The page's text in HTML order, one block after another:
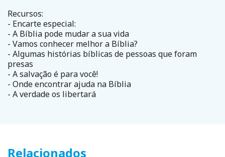
Recursos:
- Encarte especial:
- A Bíblia pode mudar a sua vida
- Vamos conhecer melhor a Bíblia?
- Algumas histórias bíblicas de pessoas que foram
presas
- A salvação é para você!
- Onde encontrar ajuda na Bíblia
- A verdade os libertará
Relacionados